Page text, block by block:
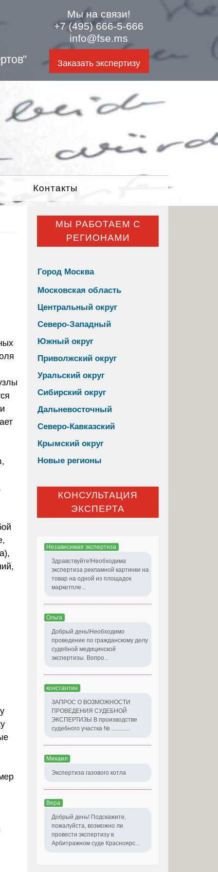
Мы на связи!
+7 (495) 666-5-666
info@fse.ms
Заказать экспертизу
Контакты
МЫ РАБОТАЕМ С
РЕГИОНАМИ
Город Москва
Московская область
Центральный округ
Северо-Западный
Южный округ
Приволжский округ
Уральский округ
Сибирский округ
Дальневосточный
Северо-Кавказский
Крымский округ
Новые регионы
КОНСУЛЬТАЦИЯ
ЭКСПЕРТА
Независимая экспертиза
Здравствуйте!Необходима
экспертиза рекламной картинки на
товар на одной из площадок
маркетпле...
Ольга
Добрый день!Необходимо
проведение по гражданскому делу
судебной медицинской
экспертизы. Вопро...
константин
ЗАПРОС О ВОЗМОЖНОСТИ
ПРОВЕДЕНИЯ СУДЕБНОЙ
ЭКСПЕРТИЗЫ В производстве
судебного участка № .............
Михаил
Экспертиза газового котла
Вера
Добрый день! Подскажите,
пожалуйста, возможно ли
провести экспертизу в
Арбитражном суде Красноярс...